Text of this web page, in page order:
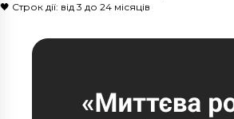
🖤 Строк дії: від 3 до 24 місяців